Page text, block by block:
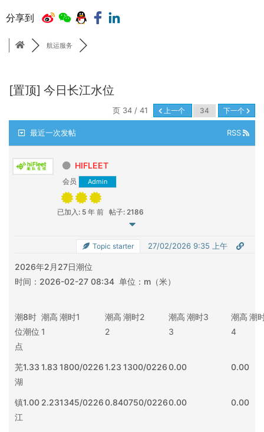
分享到
航运服务
[置顶] 今日长江水位
页 34 / 41 上一个 下一个
最近一次发帖 RSS
HIFLEET
会员 Admin
已加入: 5 年 前 帖子: 2186
Topic starter 27/02/2026 9:35 上午
2026年2月27日潮位
时间：2026-02-27 08:34 单位：m（米）
潮
位
点
8时
潮位
潮高
1
潮时1
潮高
2
潮时2
潮高
3
潮时3
潮高
4
潮
芜
湖
1.33 1.83 1800/02261.23 1300/02260.00 0.00
镇
江
1.00 2.231345/02260.840750/02260.00 0.00